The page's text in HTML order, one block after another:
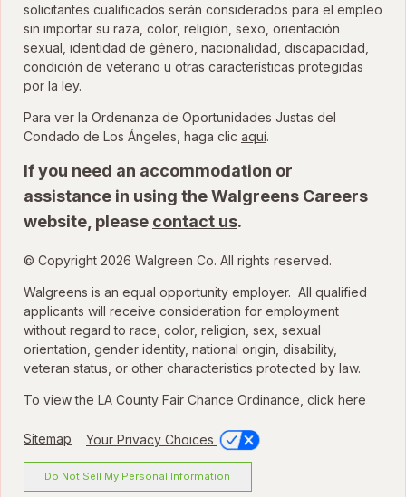
solicitantes cualificados serán considerados para el empleo
sin importar su raza, color, religión, sexo, orientación
sexual, identidad de género, nacionalidad, discapacidad,
condición de veterano u otras características protegidas
por la ley.
Para ver la Ordenanza de Oportunidades Justas del
Condado de Los Ángeles, haga clic aquípara ver la
.
If you need an accommodation or
assistance in using the Walgreens Careers
website, please contact us.
© Copyright 2026 Walgreen Co. All rights reserved.
Walgreens is an equal opportunity employer. All qualified
applicants will receive consideration for employment
without regard to race, color, religion, sex, sexual
orientation, gender identity, national origin, disability,
veteran status, or other characteristics protected by law.
To view the LA County Fair Chance Ordinance, click here
Sitemap Your Privacy Choices
Do Not Sell My Personal Information